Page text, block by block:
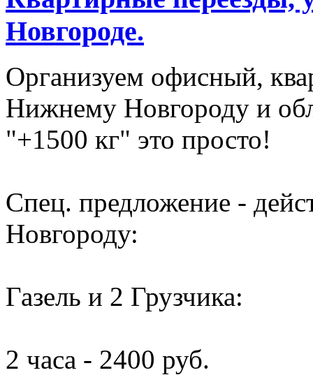
Новгороде.
Организуем офисный,
Нижнему Новгороду и
"+1500 кг" это просто!
Спец. предложение -
Новгороду:
Газель и 2 Грузчика:
2 часа - 2400 руб.